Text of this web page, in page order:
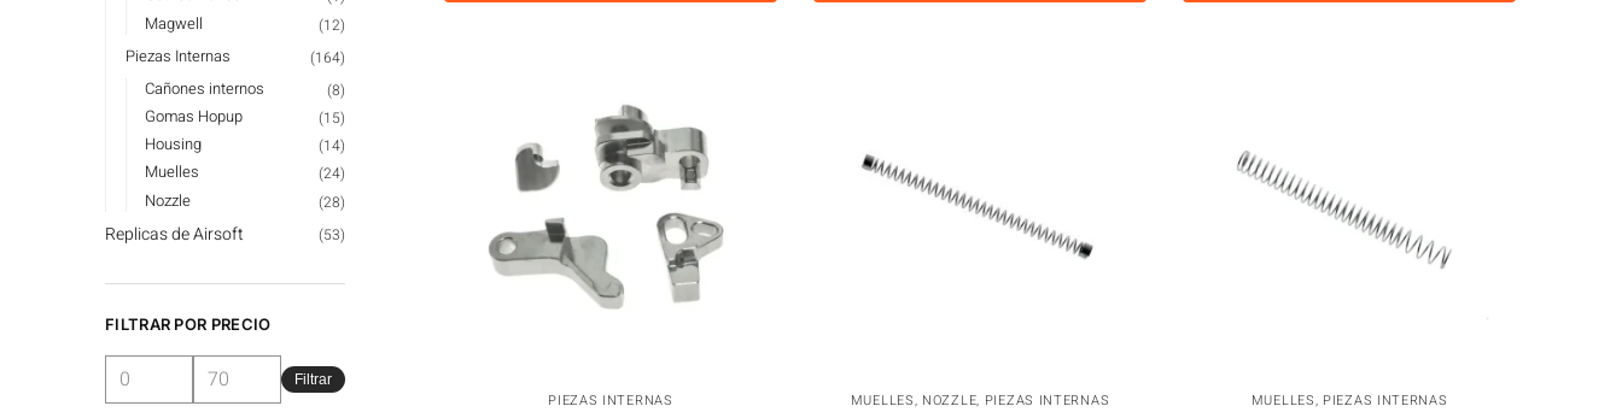
PIEZAS INTERNAS MUELLES, NOZZLE, PIEZAS INTERNAS MUELLES, PIEZAS INTERNAS
Magwell (12)
Piezas Internas (164)
Cañones internos (8)
Gomas Hopup (15)
Housing (14)
Muelles (24)
Nozzle (28)
Replicas de Airsoft (53)
FILTRAR POR PRECIO
Filtrar